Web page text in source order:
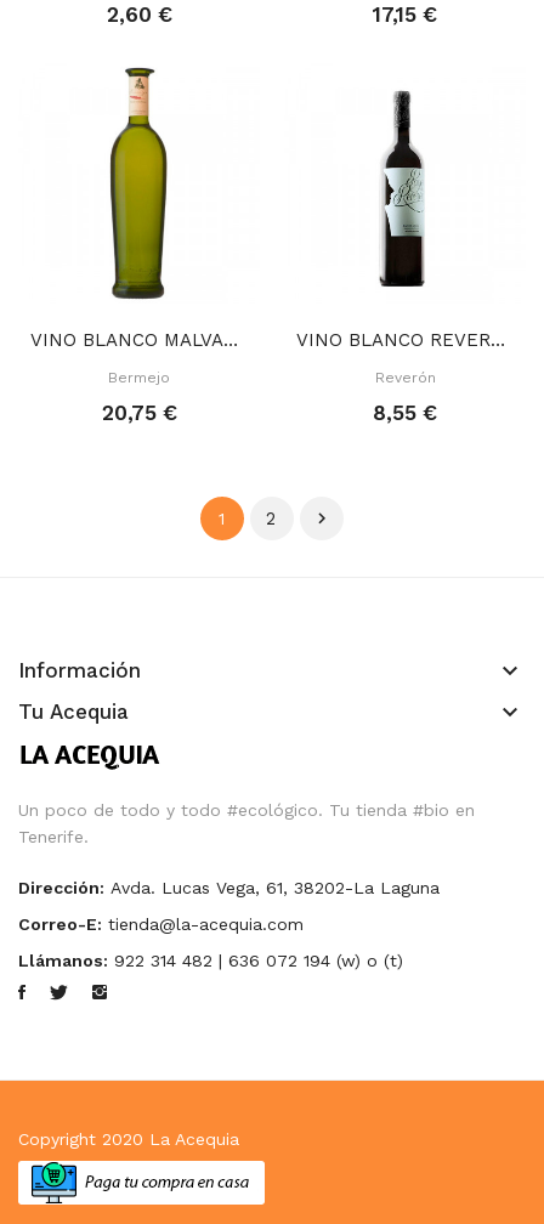
2,60 € 17,15 €
VINO BLANCO MALVASÍA SECO 75 CL
Bermejo
20,75 €
VINO BLANCO REVERÓN 75 CL
Reverón
8,55 €
1 2 
Información keyboard_arrow_down
Tu Acequia keyboard_arrow_down
Un poco de todo y todo #ecológico. Tu tienda #bio en
Tenerife.
Dirección: Avda. Lucas Vega, 61, 38202-La Laguna
Correo-E: tienda@la-acequia.com
Llámanos: 922 314 482 | 636 072 194 (w) o (t)
Copyright 2020 La Acequia